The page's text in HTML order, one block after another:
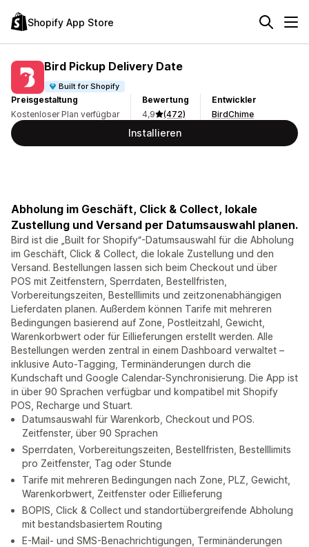
Shopify App Store
Bird Pickup Delivery Date
Built for Shopify
Preisgestaltung
Kostenloser Plan verfügbar
Bewertung
4,9
(472)
Entwickler
BirdChime
Installieren
Abholung im Geschäft, Click & Collect, lokale
Zustellung und Versand per Datumsauswahl planen.
Bird ist die „Built for Shopify“-Datumsauswahl für die Abholung
im Geschäft, Click & Collect, die lokale Zustellung und den
Versand. Bestellungen lassen sich beim Checkout und über
POS mit Zeitfenstern, Sperrdaten, Bestellfristen,
Vorbereitungszeiten, Bestelllimits und zeitzonenabhängigen
Lieferdaten planen. Außerdem können Tarife mit mehreren
Bedingungen basierend auf Zone, Postleitzahl, Gewicht,
Warenkorbwert oder für Eillieferungen erstellt werden. Alle
Bestellungen werden zentral in einem Dashboard verwaltet –
inklusive Auto-Tagging, Terminänderungen durch die
Kundschaft und Google Calendar-Synchronisierung. Die App ist
in über 90 Sprachen verfügbar und kompatibel mit Shopify
POS, Recharge und Stuart.
Datumsauswahl für Warenkorb, Checkout und POS.
Zeitfenster, über 90 Sprachen
Sperrdaten, Vorbereitungszeiten, Bestellfristen, Bestelllimits
pro Zeitfenster, Tag oder Stunde
Tarife mit mehreren Bedingungen nach Zone, PLZ, Gewicht,
Warenkorbwert, Zeitfenster oder Eillieferung
BOPIS, Click & Collect und standortübergreifende Abholung
mit bestandsbasiertem Routing
E-Mail- und SMS-Benachrichtigungen, Terminänderungen